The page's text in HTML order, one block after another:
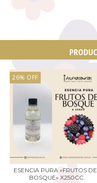
26% OFF
ESENCIA PURA «FRUTOS
BOSQUE» X250CC.